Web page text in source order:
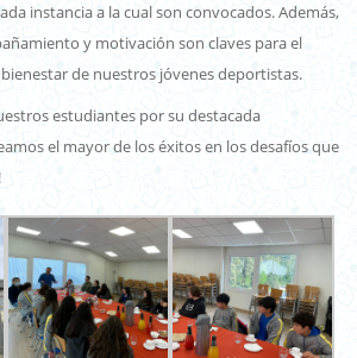
instancia a la cual son convocados. Además,
y motivación son claves para el
de nuestros jóvenes deportistas.
estudiantes por su destacada
el mayor de los éxitos en los desafíos que